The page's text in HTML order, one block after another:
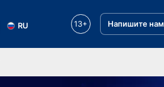
RU 13+ Напишите нам